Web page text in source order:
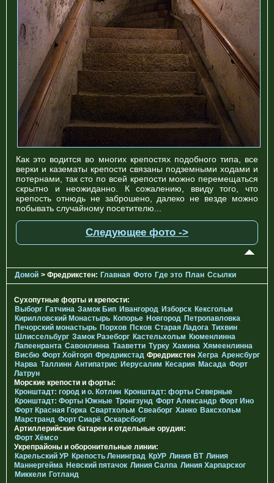
Как это водится во многих крепостях подобного типа, все
верки и казематы крепости связаны подземными ходами и
потернами, так сто по всей крепости можно перемещаться
скрытно и неожиданно. К сожалению, ввиду того, что
крепость отнюдь не заброшено, далеко не везде можно
побывать случайному посетителю...
Следующее фото ->
Домой > Фредрикстен: Главная Фото Где это План Ссылки
Сухопутные форты и крепости:
Выборг Гатчина Замок Бип Ивангород Изборск Кексгольм
Кирилловский Монастырь Копорье Новгород Петропавловка
Печорcкий монастырь Порхов Псков Старая Ладога Тихвин
Шлиссельбург Замок Разеборг Кастельхольм Кюменлинна
Лапеенранта Савонлинна Тааветти Турку Хамина Хямеенлинна
Висбю Форт Хойторп Фредрикстад Фредрикстен Хегра Аренсбург
Нарва Таллинн Антипатрис Иерусалим Кесария Масада Форт
Латрун
Морские крепости и форты:
Кронштадт: город и о. Котлин Кронштадт: форты Северные
Кронштадт: Форты Южные Тронгзунд Форт Александр Форт Ино
Форт Красная Горка Свартхольм Свеаборг Ханко Ваксхольм
Марстранд Форт Сиарё Оскарсборг
Артиллерийские батареи и отдельные орудия:
Форт Хёмсо
Укрепрайоны и оборонительные линии:
Карельский УР Крепость Ленинград КрУР Линия ВТ Линия
Маннергейма Невский пятачок Линия Салпа Линия Харпарског
Миккели Готланд